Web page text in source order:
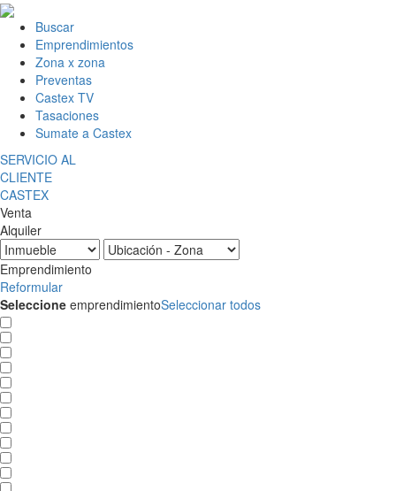
Buscar
Emprendimientos
Zona x zona
Preventas
Castex TV
Tasaciones
Sumate a Castex
SERVICIO AL
CLIENTE
CASTEX
Venta
Alquiler
Emprendimiento
Reformular
Seleccione emprendimientoSeleccionar todos